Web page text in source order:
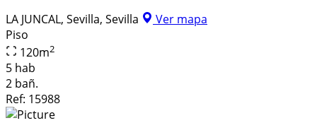
LA JUNCAL, Sevilla, Sevilla
Ver mapa
Piso
120m2
5 hab
2 bañ.
Ref: 15988